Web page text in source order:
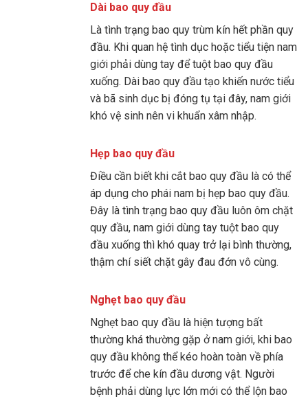
Dài bao quy đầu
Là tình trạng bao quy trùm kín hết phần quy
đầu. Khi quan hệ tình dục hoặc tiểu tiện nam
giới phải dùng tay để tuột bao quy đầu
xuống. Dài bao quy đầu tạo khiến nước tiểu
và bã sinh dục bị đóng tụ tại đây, nam giới
khó vệ sinh nên vi khuẩn xâm nhập.
Hẹp bao quy đầu
Điều cần biết khi cắt bao quy đầu là có thể
áp dụng cho phái nam bị hẹp bao quy đầu.
Đây là tình trạng bao quy đầu luôn ôm chặt
quy đầu, nam giới dùng tay tuột bao quy
đầu xuống thì khó quay trở lại bình thường,
thậm chí siết chặt gây đau đớn vô cùng.
Nghẹt bao quy đầu
Nghẹt bao quy đầu là hiện tượng bất
thường khá thường gặp ở nam giới, khi bao
quy đầu không thể kéo hoàn toàn về phía
trước để che kín đầu dương vật. Người
bệnh phải dùng lực lớn mới có thể lộn bao